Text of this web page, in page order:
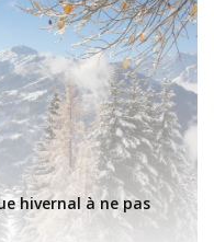
hivernal à ne pas